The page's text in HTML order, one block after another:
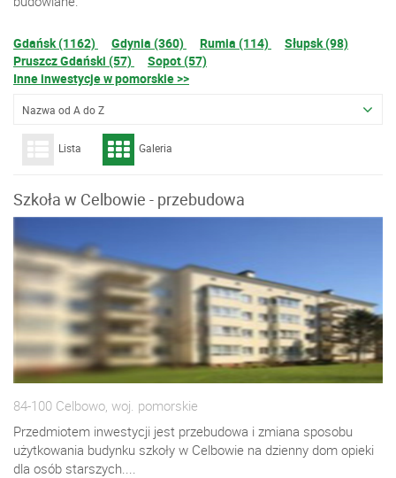
Gdańsk (1162) Gdynia (360) Rumia (114)
Słupsk (98)
Pruszcz Gdański (57)
Sopot (57)
Inne inwestycje w pomorskie >>
Nazwa od A do Z
Lista Galeria
Szkoła w Celbowie - przebudowa
84-100 Celbowo, woj. pomorskie
Przedmiotem inwestycji jest przebudowa i zmiana sposobu
użytkowania budynku szkoły w Celbowie na dzienny dom opieki
dla osób starszych....